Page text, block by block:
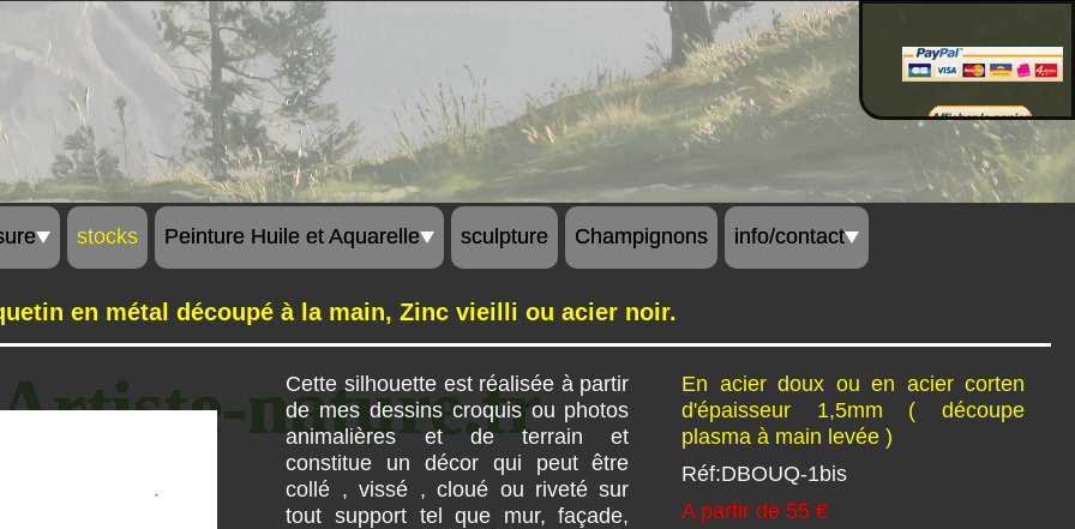
nature.fr
stocks Peinture Huile et Aquarelle sculpture Champignons info/contact
en métal découpé à la main, Zinc vieilli ou acier noir.
Cette silhouette est réalisée à partir
de mes dessins croquis ou photos
animalières et de terrain et
constitue un décor qui peut être
collé , vissé , cloué ou riveté sur
tout support tel que mur, façade,
En acier doux ou en acier corten
d'épaisseur 1,5mm ( découpe
plasma à main levée )
Réf:DBOUQ-1bis
A partir de 55 €
Bon de commande